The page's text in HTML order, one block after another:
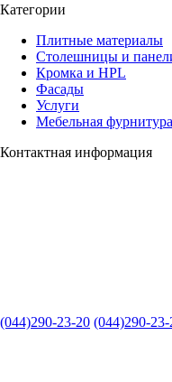
Категории
Плитные материалы
Столешницы и
Кромка и HPL
Фасады
Услуги
Мебельная фурнитура
Контактная информация
(044)290-23-20 (044)290-23-